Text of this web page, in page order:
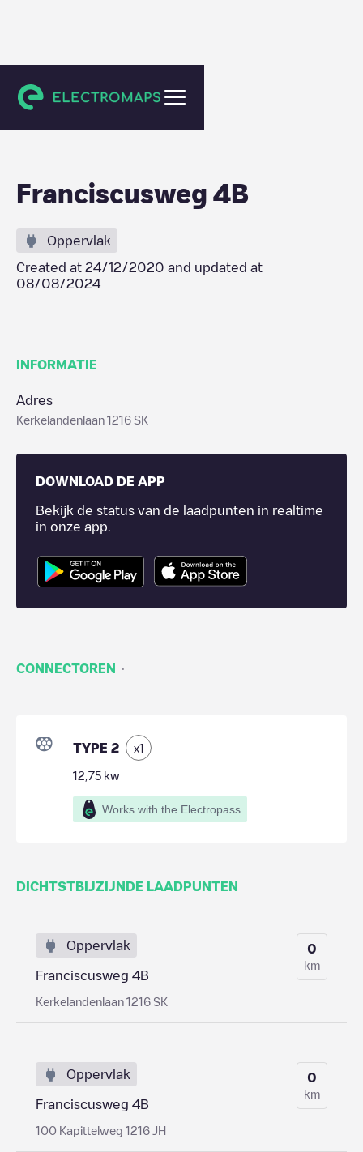
Hilversum
Franciscusweg 4B
Oppervlak
Created at 24/12/2020 and updated at
08/08/2024
INFORMATIE
Adres
Kerkelandenlaan 1216 SK
DOWNLOAD DE APP
Bekijk de status van de laadpunten in realtime
in onze app.
CONNECTOREN ·
TYPE 2 x1
12,75 kw
Works with the Electropass
DICHTSTBIJZIJNDE LAADPUNTEN
Oppervlak
Franciscusweg 4B
Kerkelandenlaan 1216 SK
0
km
Oppervlak
Franciscusweg 4B
100 Kapittelweg 1216 JH
0
km